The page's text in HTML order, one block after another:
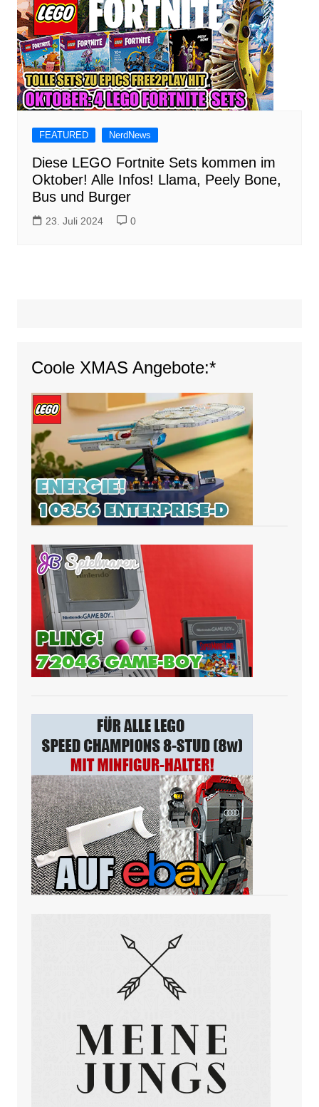
FEATURED NerdNews
Diese LEGO Fortnite Sets kommen im
Oktober! Alle Infos! Llama, Peely Bone,
Bus und Burger
23. Juli 2024 0
Coole XMAS Angebote:*